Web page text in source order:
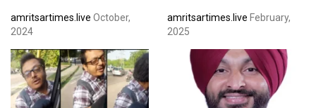
amritsartimes.live October,
2024
amritsartimes.live February,
2025